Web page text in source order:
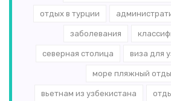
отдых в турции
заболевания
северная столица виза для
море пляжный
вьетнам из узбекистана